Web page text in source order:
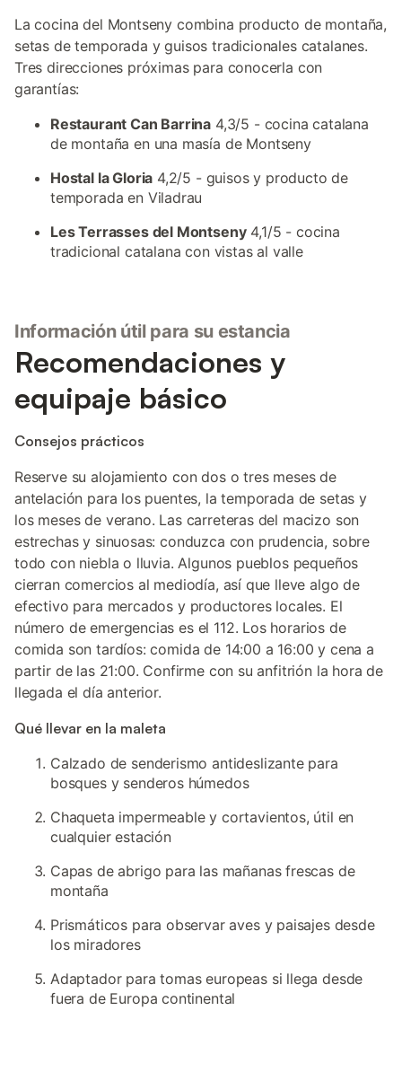
La cocina del Montseny combina producto de montaña,
setas de temporada y guisos tradicionales catalanes.
Tres direcciones próximas para conocerla con
garantías:
Restaurant Can Barrina 4,3/5 - cocina catalana
de montaña en una masía de Montseny
Hostal la Gloria 4,2/5 - guisos y producto de
temporada en Viladrau
Les Terrasses del Montseny4,1/5 - cocina
tradicional catalana con vistas al valle
Información útil para su estancia
Recomendaciones y
equipaje básico
Consejos prácticos
Reserve su alojamiento con dos o tres meses de
antelación para los puentes, la temporada de setas y
los meses de verano. Las carreteras del macizo son
estrechas y sinuosas: conduzca con prudencia, sobre
todo con niebla o lluvia. Algunos pueblos pequeños
cierran comercios al mediodía, así que lleve algo de
efectivo para mercados y productores locales. El
número de emergencias es el 112. Los horarios de
comida son tardíos: comida de 14:00 a 16:00 y cena a
partir de las 21:00. Confirme con su anfitrión la hora de
llegada el día anterior.
Qué llevar en la maleta
Calzado de senderismo antideslizante para
bosques y senderos húmedos
Chaqueta impermeable y cortavientos, útil en
cualquier estación
Capas de abrigo para las mañanas frescas de
montaña
Prismáticos para observar aves y paisajes desde
los miradores
Adaptador para tomas europeas si llega desde
fuera de Europa continental